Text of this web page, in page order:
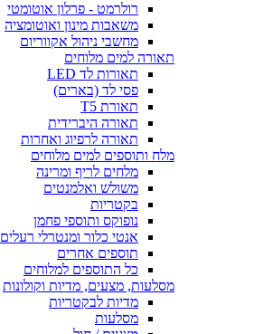
רולרמט - פרלון אוטומטי
משאבות מינון ואוטומציה
מחשבי ניהול אקווריום
תאורה למים מלוחים
תאורות לד LED
פסי לד (בארים)
תאורת T5
תאורה היברידית
תאורה לרפיוג ואחרות
מלח ותוספים למים מלוחים
מלחים לריף ומרינה
משולש ואלמנטים
בקטריות
נופוקס ותוספי פחמן
אנטי כלור ומנטרלי רעלים
תוספים אחרים
כל התוספים למלוחים
מסלעות, מצעים, מדיות וקולונות
מדיות לבקטריות
מסלעות